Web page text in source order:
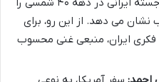
است که نگاه یک روشنفکر برجسته ایرانی در دهه ۴۰ شمسی را
می دهد. از این رو، برای
فکری ایران، منبعی غنی محسوب